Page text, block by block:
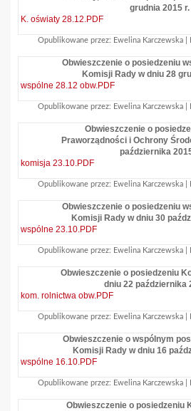
grudnia 2015 r.
K. oświaty 28.12.PDF
Opublikowane przez: Ewelina Karczewska
Obwieszczenie o posiedzeniu
Komisji Rady w dniu 28
wspólne 28.12 obw.PDF
Opublikowane przez: Ewelina Karczewska
Obwieszczenie o
Praworządności i Ochrony
października
komisja 23.10.PDF
Opublikowane przez: Ewelina Karczewska
Obwieszczenie o posiedzeniu
Komisji Rady w dniu 30
wspólne 23.10.PDF
Opublikowane przez: Ewelina Karczewska
Obwieszczenie o posiedzeniu
dniu 22 października
kom. rolnictwa obw.PDF
Opublikowane przez: Ewelina Karczewska
Obwieszczenie o wspólnym
Komisji Rady w dniu 16
wspólne 16.10.PDF
Opublikowane przez: Ewelina Karczewska
Obwieszczenie o posiedzeniu